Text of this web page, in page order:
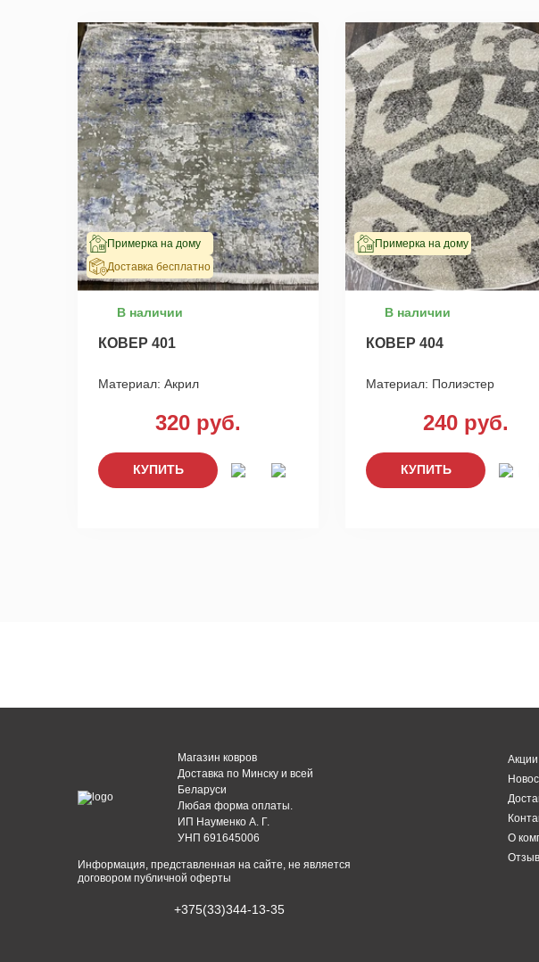
Примерка на дому
Доставка бесплатно
В наличии
КОВЕР 401
Материал: Акрил
320 руб.
КУПИТЬ
Примерка на дому
В наличии
КОВЕР 404
Материал: Полиэстер
240 руб.
КУПИТЬ
Магазин ковров
Доставка по Минску и всей
Беларуси
Любая форма оплаты.
ИП Науменко А. Г.
УНП 691645006
Информация, представленная на сайте, не является
договором публичной оферты
+375(33)344-13-35
Акции
О